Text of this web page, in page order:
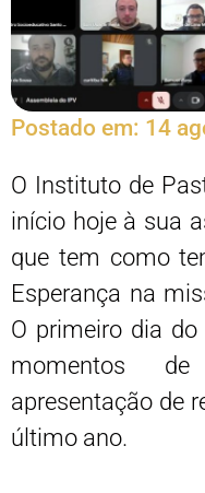
Postado em: 14
O Instituto de
início hoje à sua
que tem como
Esperança na
O primeiro dia
momentos
apresentação de
último ano.